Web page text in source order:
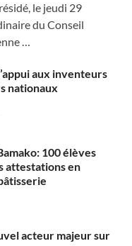
le jeudi 29
du Conseil
…
aux inventeurs
nationaux
100 élèves
attestations en
acteur majeur sur